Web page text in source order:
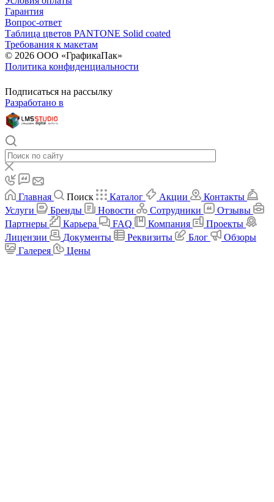
Гарантия
Вопрос-ответ
Таблица цветов PANTONE Solid coated
Требования к макетам
© 2026 ООО «ГрафикаПак»
Политика конфиденциальности
Подписаться на рассылку
Разработано в
Главная Поиск Каталог Акции
Контакты
Услуги
Бренды Новости Сотрудники
Отзывы
Партнеры
Карьера FAQ Компания
Проекты
Лицензии
Документы Реквизиты Блог
Обзоры
Галерея
Цены